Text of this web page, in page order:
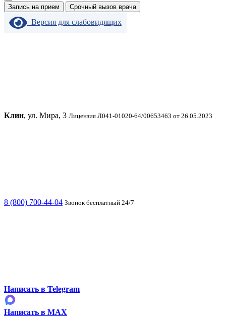
Запись на прием Срочный вызов врача
Версия для слабовидящих
Клин, ул. Мира, 3 Лицензия Л041-01020-64/00653463 от 26.05.2023
8 (800) 700-44-04 Звонок бесплатный 24/7
Написать в Telegram
Написать в MAX